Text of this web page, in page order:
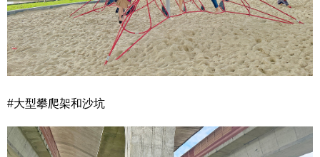
#大型攀爬架和沙坑